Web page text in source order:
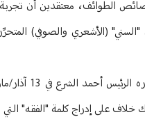
الطوائف، معتقدين أن
(الأشعري والصوفي)
خلاف على إدراج كلمة "الفقه"